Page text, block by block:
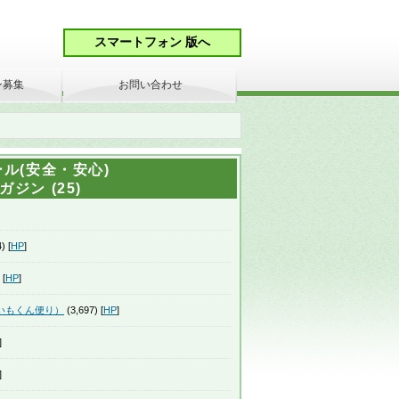
募集 お問い合わせ
(安全・安心)
ジン (25)
[HP]
[HP]
くん便り） (3,697) [HP]
]
]